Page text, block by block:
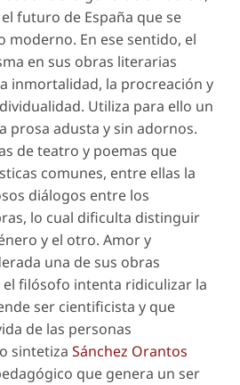
futuro de España que se
moderno. En ese sentido, el
en sus obras literarias
inmortalidad, la procreación y
Utiliza para ello un
prosa adusta y sin adornos.
de teatro y poemas que
comunes, entre ellas la
diálogos entre los
lo cual dificulta distinguir
y el otro. Amor y
una de sus obras
filósofo intenta ridiculizar la
ser cientificista y que
de las personas
sintetiza Sánchez Orantos
que genera un ser